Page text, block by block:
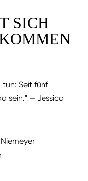
SICH
tun: Seit fünf
sein." — Jessica